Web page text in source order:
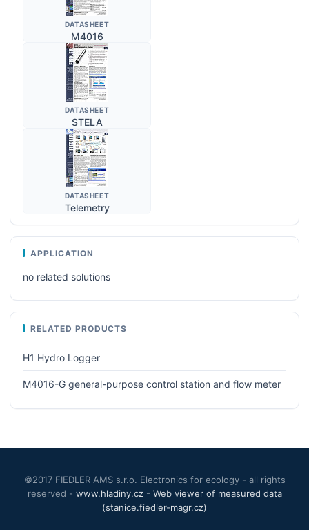
DATASHEET
M4016
DATASHEET
STELA
DATASHEET
Telemetry
APPLICATION
no related solutions
RELATED PRODUCTS
H1 Hydro Logger
M4016-G general-purpose control station and flow meter
©2017 FIEDLER AMS s.r.o. Electronics for ecology - all rights
reserved - www.hladiny.cz- Web viewer of measured data
(stanice.fiedler-magr.cz)